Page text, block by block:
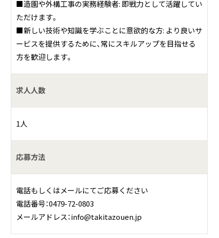
■造園や外構工事の実務経験者: 即戦力として活躍してい
ただけます。
■新しい技術や知識を学ぶことに意欲的な方: より良いサ
ービスを提供するために、常にスキルアップを目指せる
方を歓迎します。
求人人数
1人
応募方法
電話もしくはメールにてご応募ください
電話番号：0479-72-0803
メールアドレス：info@takitazouen.jp